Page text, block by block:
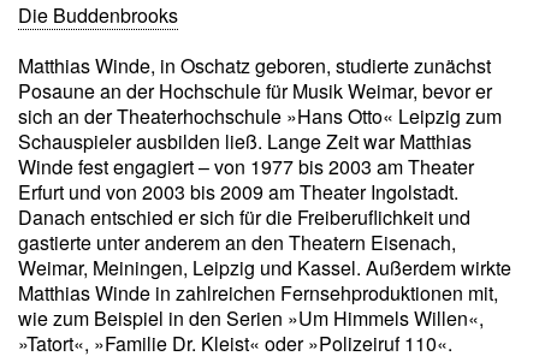
Die Buddenbrooks
Matthias Winde, in Oschatz geboren, studierte zunächst
Posaune an der Hochschule für Musik Weimar, bevor er
sich an der Theaterhochschule »Hans Otto« Leipzig zum
Schauspieler ausbilden ließ. Lange Zeit war Matthias
Winde fest engagiert – von 1977 bis 2003 am Theater
Erfurt und von 2003 bis 2009 am Theater Ingolstadt.
Danach entschied er sich für die Freiberuflichkeit und
gastierte unter anderem an den Theatern Eisenach,
Weimar, Meiningen, Leipzig und Kassel. Außerdem wirkte
Matthias Winde in zahlreichen Fernsehproduktionen mit,
wie zum Beispiel in den Serien »Um Himmels Willen«,
»Tatort«, »Familie Dr. Kleist« oder »Polizeiruf 110«.